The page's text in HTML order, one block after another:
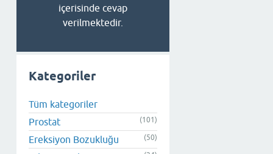
içerisinde cevap
verilmektedir.
Kategoriler
Tüm kategoriler
Prostat
(101)
Ereksiyon Bozukluğu (50)